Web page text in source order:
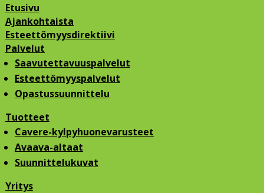
Etusivu
Ajankohtaista
Esteettömyysdirektiivi
Palvelut
Saavutettavuuspalvelut
Esteettömyyspalvelut
Opastussuunnittelu
Tuotteet
Cavere-kylpyhuonevarusteet
Avaava-altaat
Suunnittelukuvat
Yritys